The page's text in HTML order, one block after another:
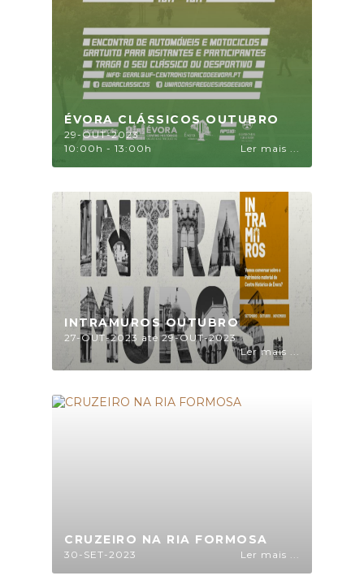
ÉVORA CLÁSSICOS OUTUBRO
29-OUT-2023
10:00h - 13:00h
Ler mais ...
INTRAMUROS OUTUBRO
27-OUT-2023 até 29-OUT-2023
Ler mais ...
CRUZEIRO NA RIA FORMOSA
30-SET-2023 Ler mais ...